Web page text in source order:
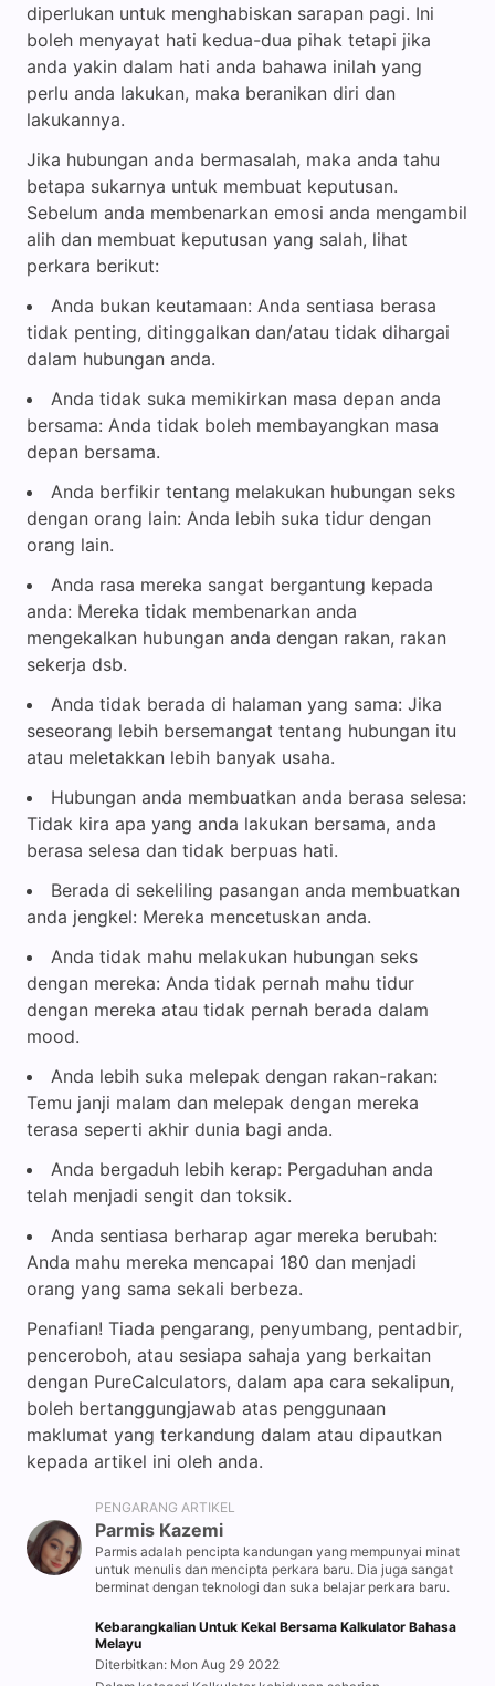
diperlukan untuk menghabiskan sarapan pagi. Ini
boleh menyayat hati kedua-dua pihak tetapi jika
anda yakin dalam hati anda bahawa inilah yang
perlu anda lakukan, maka beranikan diri dan
lakukannya.
Jika hubungan anda bermasalah, maka anda tahu
betapa sukarnya untuk membuat keputusan.
Sebelum anda membenarkan emosi anda mengambil
alih dan membuat keputusan yang salah, lihat
perkara berikut:
Anda bukan keutamaan: Anda sentiasa berasa
tidak penting, ditinggalkan dan/atau tidak dihargai
dalam hubungan anda.
Anda tidak suka memikirkan masa depan anda
bersama: Anda tidak boleh membayangkan masa
depan bersama.
Anda berfikir tentang melakukan hubungan seks
dengan orang lain: Anda lebih suka tidur dengan
orang lain.
Anda rasa mereka sangat bergantung kepada
anda: Mereka tidak membenarkan anda
mengekalkan hubungan anda dengan rakan, rakan
sekerja dsb.
Anda tidak berada di halaman yang sama: Jika
seseorang lebih bersemangat tentang hubungan itu
atau meletakkan lebih banyak usaha.
Hubungan anda membuatkan anda berasa selesa:
Tidak kira apa yang anda lakukan bersama, anda
berasa selesa dan tidak berpuas hati.
Berada di sekeliling pasangan anda membuatkan
anda jengkel: Mereka mencetuskan anda.
Anda tidak mahu melakukan hubungan seks
dengan mereka: Anda tidak pernah mahu tidur
dengan mereka atau tidak pernah berada dalam
mood.
Anda lebih suka melepak dengan rakan-rakan:
Temu janji malam dan melepak dengan mereka
terasa seperti akhir dunia bagi anda.
Anda bergaduh lebih kerap: Pergaduhan anda
telah menjadi sengit dan toksik.
Anda sentiasa berharap agar mereka berubah:
Anda mahu mereka mencapai 180 dan menjadi
orang yang sama sekali berbeza.
Penafian! Tiada pengarang, penyumbang, pentadbir,
penceroboh, atau sesiapa sahaja yang berkaitan
dengan PureCalculators, dalam apa cara sekalipun,
boleh bertanggungjawab atas penggunaan
maklumat yang terkandung dalam atau dipautkan
kepada artikel ini oleh anda.
PENGARANG ARTIKEL
Parmis Kazemi
Parmis adalah pencipta kandungan yang mempunyai minat
untuk menulis dan mencipta perkara baru. Dia juga sangat
berminat dengan teknologi dan suka belajar perkara baru.
Kebarangkalian Untuk Kekal Bersama Kalkulator Bahasa
Melayu
Diterbitkan: Mon Aug 29 2022